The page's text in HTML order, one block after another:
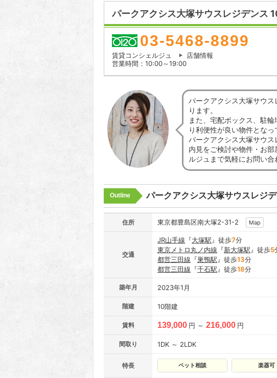
パークアクシス大塚サウスレジデンス
03-5468-8899
賃貸コンシェルジュ
店舗情報
営業時間：10:00～19:00
パークアクシス大塚サウ
ります。
また、宅配ボックス、駐
り利便性が良い物件となっ
パークアクシス大塚サウス
内見をご検討や物件・お
ルジュまで気軽にお問い
Outline パークアクシス大塚サウスレジ
住所 東京都豊島区南大塚2-31-2 Map
交通
JR山手線 『大塚駅 』徒歩7分
東京メトロ丸ノ内線 『新大塚駅 』徒歩5
都営三田線 『巣鴨駅 』徒歩13分
都営三田線 『千石駅 』徒歩18分
築年月 2023年1月
階建 10階建
賃料 139,000 円 ～ 216,000 円
間取り 1DK ～ 2LDK
特長 ペット相談 楽器可